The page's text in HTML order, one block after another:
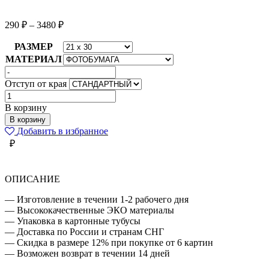
290 ₽ – 3480 ₽
РАЗМЕР
МАТЕРИАЛ
Отступ от края
Количество
товара
ПЕЙЗАЖ
ДЕВИД
ШРИГЛИ
В корзину
В корзину
Добавить в избранное
₽
ОПИСАНИЕ
— Изготовление в течении 1-2 рабочего дня
— Высококачественные ЭКО материалы
— Упаковка в картонные тубусы
— Доставка по России и странам СНГ
— Скидка в размере 12% при покупке от 6 картин
— Возможен возврат в течении 14 дней